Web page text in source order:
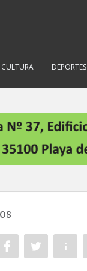
CULTURA DEPORTES